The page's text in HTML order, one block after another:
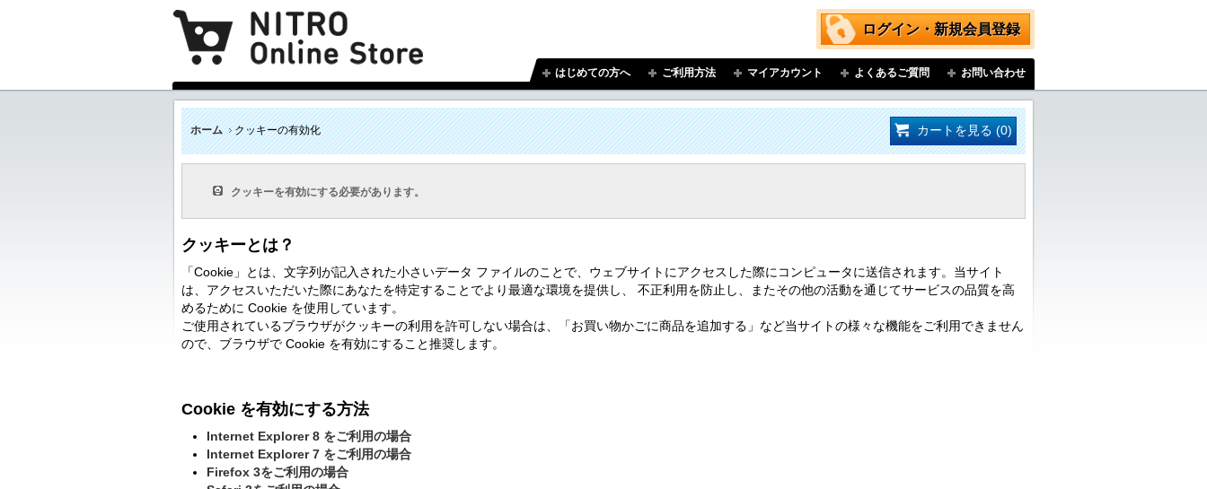
ログイン・新規会員登録
はじめての方へ ご利用方法 マイアカウント よくあるご質問 お問い合わせ
ホーム クッキーの有効化 カートを見る (0)
クッキーを有効にする必要があります。
クッキーとは？
「Cookie」とは、文字列が記入された小さいデータ ファイルのことで、ウェブサイトにアクセスした際にコンピュータに送信されます。当サイト
は、アクセスいただいた際にあなたを特定することでより最適な環境を提供し、 不正利用を防止し、またその他の活動を通じてサービスの品質を高
めるために Cookie を使用しています。
ご使用されているブラウザがクッキーの利用を許可しない場合は、「お買い物かごに商品を追加する」など当サイトの様々な機能をご利用できません
ので、ブラウザで Cookie を有効にすること推奨します。
Cookie を有効にする方法
Internet Explorer 8 をご利用の場合
Internet Explorer 7 をご利用の場合
Firefox 3をご利用の場合